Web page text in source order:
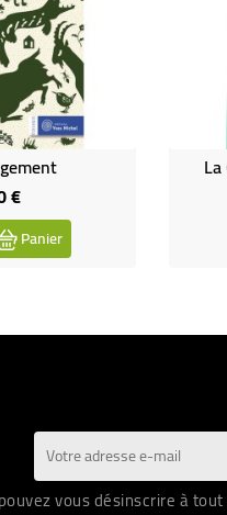
€Prix
Panier
vous désinscrire à